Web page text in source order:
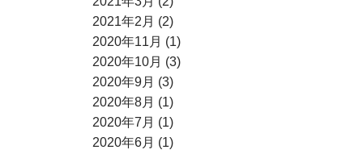
2021年2月 (2)
2020年11月 (1)
2020年10月 (3)
2020年9月 (3)
2020年8月 (1)
2020年7月 (1)
2020年6月 (1)